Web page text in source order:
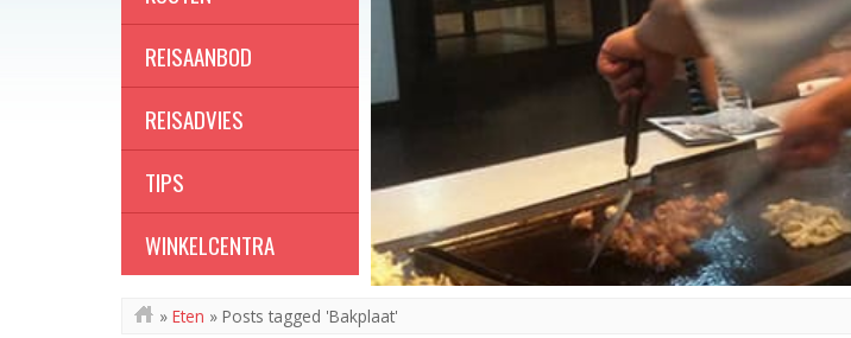
REISAANBOD
REISADVIES
TIPS
WINKELCENTRA
» Eten » Posts tagged 'Bakplaat'